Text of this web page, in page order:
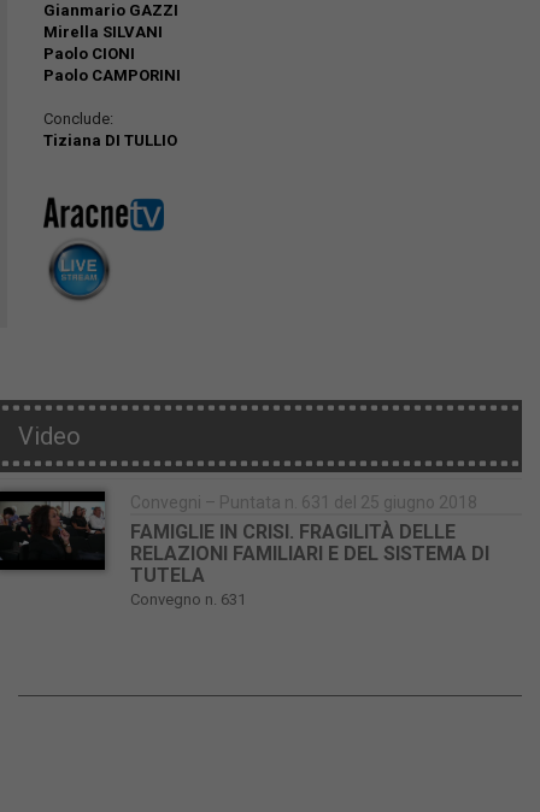
Gianmario GAZZI
Mirella SILVANI
Paolo CIONI
Paolo CAMPORINI
Conclude:
Tiziana DI TULLIO
Video
Convegni – Puntata n. 631 del 25 giugno 2018
FAMIGLIE IN CRISI. FRAGILITÀ DELLE
RELAZIONI FAMILIARI E DEL SISTEMA DI
TUTELA
Convegno n. 631